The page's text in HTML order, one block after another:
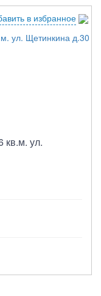
в избранное
кв.м. ул.